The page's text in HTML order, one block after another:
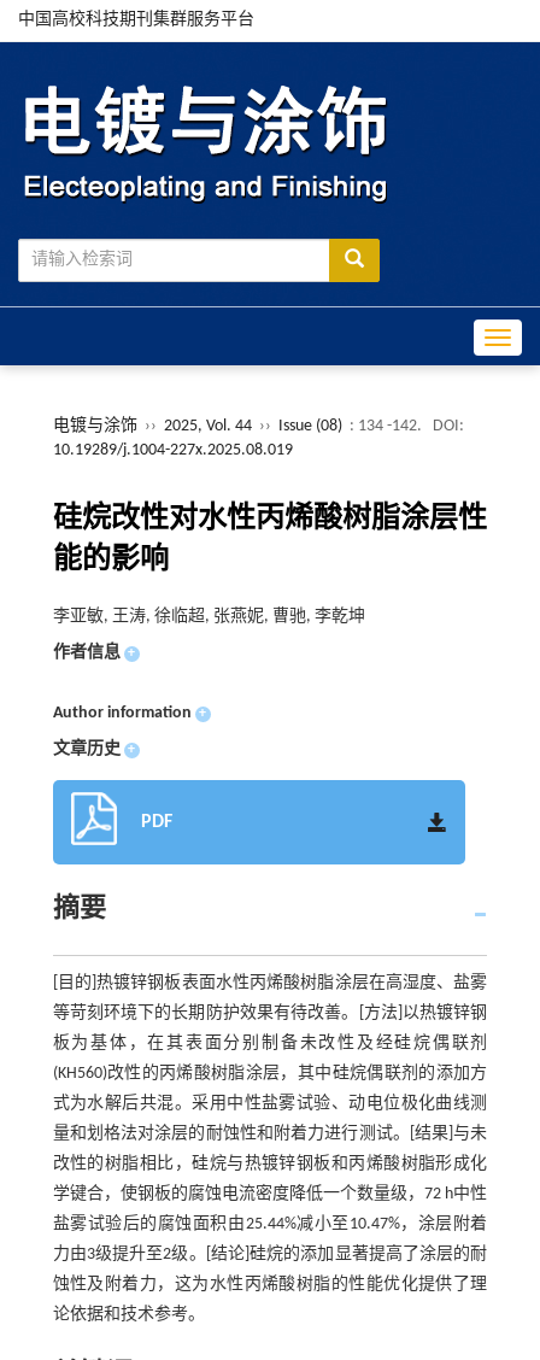
中国高校科技期刊集群服务平台
电镀与涂饰 ›› 2025, Vol. 44 ›› Issue (08) : 134 -142.
DOI:
10.19289/j.1004-227x.2025.08.019
硅烷改性对水性丙烯酸树脂涂层性
能的影响
李亚敏, 王涛, 徐临超, 张燕妮, 曹驰, 李乾坤
作者信息 +
Author information +
文章历史 +
PDF
摘要
[目的]热镀锌钢板表面水性丙烯酸树脂涂层在高湿度、盐雾
等苛刻环境下的长期防护效果有待改善。[方法]以热镀锌钢
板为基体，在其表面分别制备未改性及经硅烷偶联剂
(KH560)改性的丙烯酸树脂涂层，其中硅烷偶联剂的添加方
式为水解后共混。采用中性盐雾试验、动电位极化曲线测
量和划格法对涂层的耐蚀性和附着力进行测试。[结果]与未
改性的树脂相比，硅烷与热镀锌钢板和丙烯酸树脂形成化
学键合，使钢板的腐蚀电流密度降低一个数量级，72 h中性
盐雾试验后的腐蚀面积由25.44%减小至10.47%，涂层附着
力由3级提升至2级。[结论]硅烷的添加显著提高了涂层的耐
蚀性及附着力，这为水性丙烯酸树脂的性能优化提供了理
论依据和技术参考。